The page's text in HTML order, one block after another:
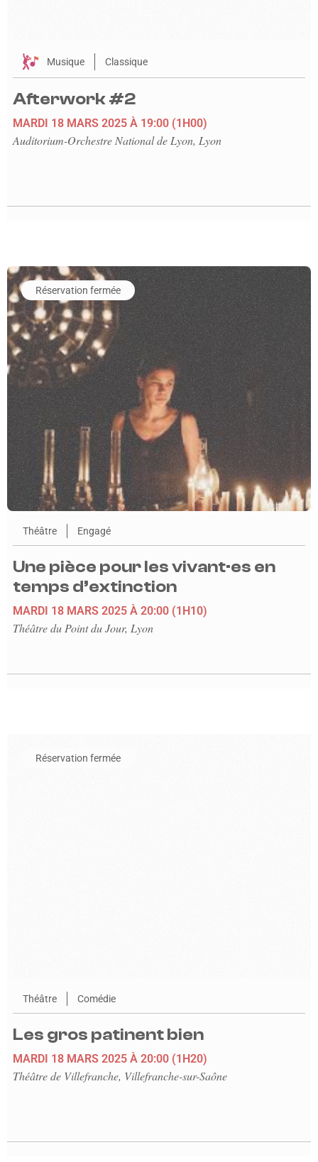
Musique Classique
Afterwork #2
MARDI 18 MARS 2025 À 19:00 (1H00)
Auditorium-Orchestre National de Lyon, Lyon
En savoir plus sur l'événement Une pièce pour les vivant·es
Réservation fermée
Théâtre Engagé
Une pièce pour les vivant·es en
temps d’extinction
MARDI 18 MARS 2025 À 20:00 (1H10)
Théâtre du Point du Jour, Lyon
Réservation fermée
Théâtre Comédie
Les gros patinent bien
MARDI 18 MARS 2025 À 20:00 (1H20)
Théâtre de Villefranche, Villefranche-sur-Saône